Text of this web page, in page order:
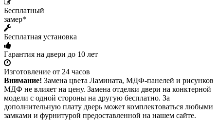
Бесплатный
замер*
Бесплатная установка
Гарантия на двери до 10 лет
Изготовление от 24 часов
Внимание! Замена цвета Ламината, МДФ-панелей и рисунков
МДФ не влияет на цену. Замена отделки двери на конктерной
модели с одной стороны на другую бесплатно. За
дополнительную плату дверь может комплектоваться любыми
замками и фурнитурой предоставленной на нашем сайте.